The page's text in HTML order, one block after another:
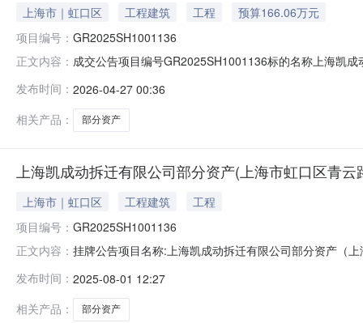
上海市｜虹口区 工程建筑 工程
预算166.06万元
项目编号： GR2025SH1001136
正文内容： 成交公告项目编号GR2025SH1001136标的名称上海凯
发布时间： 2026-04-27 00:36
相关产品：
部分资产
上海凯成动拆迁有限公司部分资产(上海市虹口区青
上海市｜虹口区 工程建筑
工程
项目编号： GR2025SH1001136
正文内容： 挂牌公告项目名称:上海凯成动拆迁有限公司部分资产（
话:16628727766交易机构:业务联系人:无 联系电话:无 负
发布时间： 2025-08-01 12:27
相关产品：
部分资产